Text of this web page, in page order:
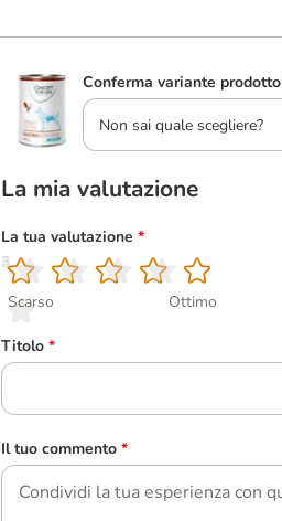
Conferma variante prodotto
Non sai quale scegliere?
La mia valutazione
La tua valutazione *
1
Scarso
2
3
4
5
Ottimo
Titolo *
Il tuo commento *